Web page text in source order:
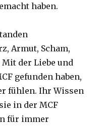
haben.
Armut, Scham,
der Liebe und
gefunden haben,
fühlen. Ihr Wissen
in der MCF
für immer